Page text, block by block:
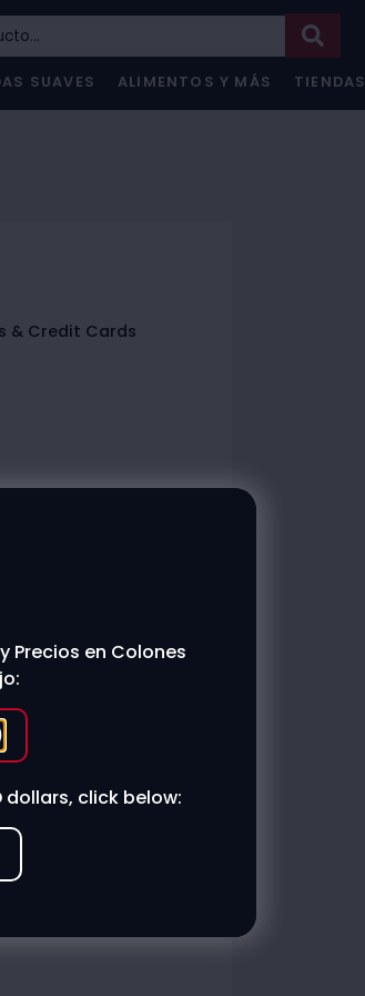
SUAVES ALIMENTOS Y MÁS TIENDAS
& Credit Cards
Precios en Colones
dollars, click below: